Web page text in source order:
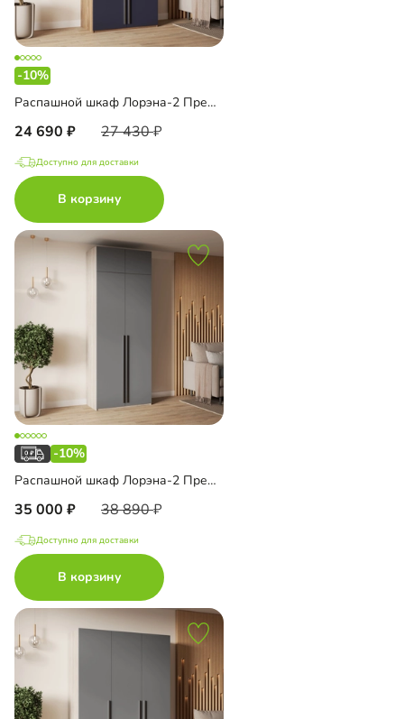
-10%
Распашной шкаф Лорэна-2 Премиум
24 690 27 430
Доступно для доставки
В корзину
-10%
Распашной шкаф Лорэна-2 Премиум с антресолью
35 000 38 890
Доступно для доставки
В корзину